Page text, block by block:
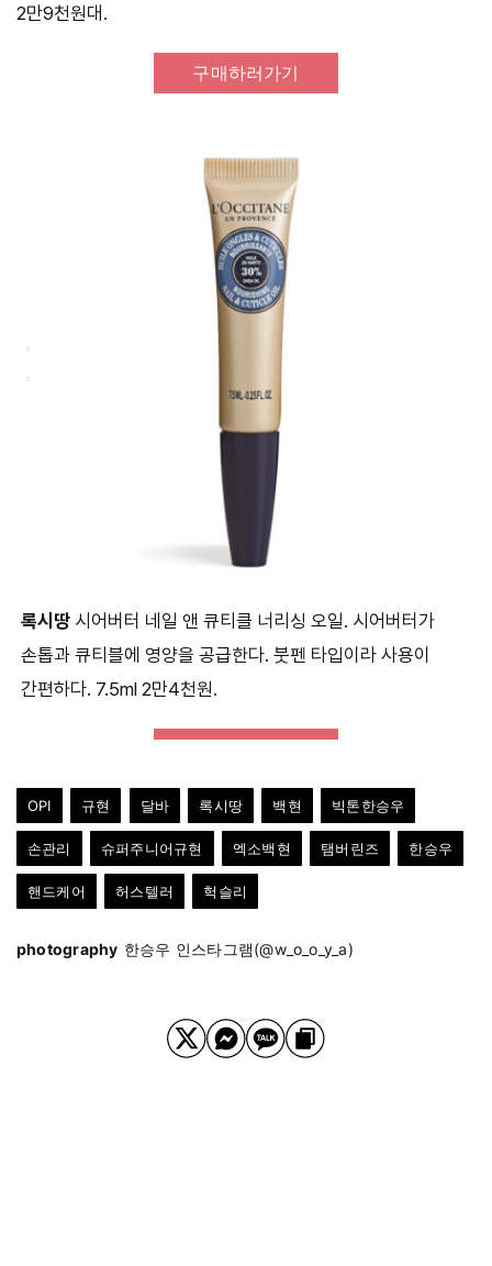
2만9천원대.
구매하러가기
록시땅 시어버터 네일 앤 큐티클 너리싱 오일. 시어버터가
손톱과 큐티블에 영양을 공급한다. 붓펜 타입이라 사용이
간편하다. 7.5ml 2만4천원.
OPI 규현 달바 록시땅 백현 빅톤한승우
손관리 슈퍼주니어규현 엑소백현 탬버린즈 한승우
핸드케어 허스텔러 헉슬리
photography 한승우 인스타그램(@w_o_o_y_a)